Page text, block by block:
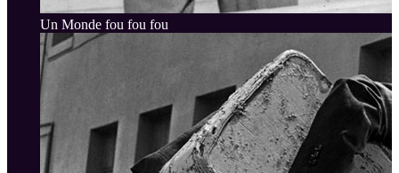
Un Monde fou fou fou